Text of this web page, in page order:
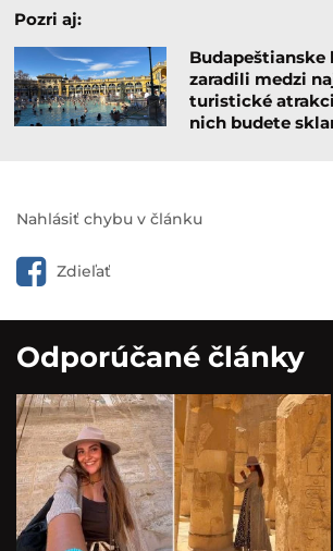
Pozri aj:
Budapeštianske
zaradili medzi
turistické
nich budete
Nahlásiť chybu v článku
Zdieľať
Odporúčané články